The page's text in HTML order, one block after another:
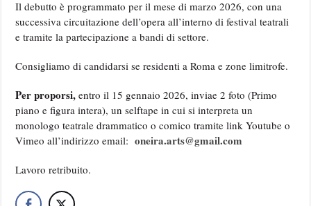
Il debutto è programmato per il mese di marzo 2026, con una
successiva circuitazione dell’opera all’interno di festival teatrali
e tramite la partecipazione a bandi di settore.
Consigliamo di candidarsi se residenti a Roma e zone limitrofe.
Per proporsi, entro il 15 gennaio 2026, inviae 2 foto (Primo
piano e figura intera), un selftape in cui si interpreta un
monologo teatrale drammatico o comico tramite link Youtube o
Vimeo all’indirizzo email: oneira.arts@gmail.com
Lavoro retribuito.